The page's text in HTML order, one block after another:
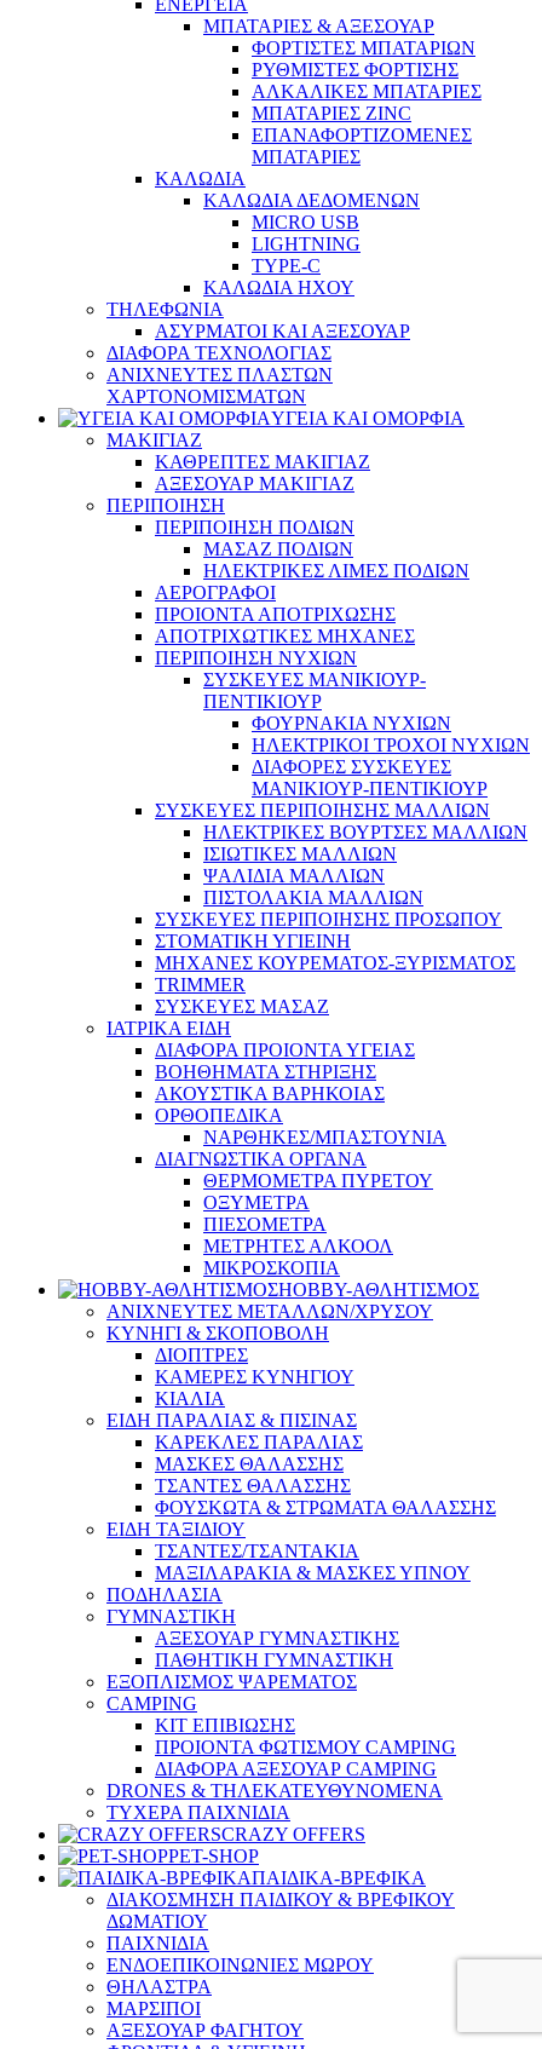
ΕΝΕΡΓΕΙΑ
ΜΠΑΤΑΡΙΕΣ & ΑΞΕΣΟΥΑΡ
ΦΟΡΤΙΣΤΕΣ ΜΠΑΤΑΡΙΩΝ
ΡΥΘΜΙΣΤΕΣ ΦΟΡΤΙΣΗΣ
ΑΛΚΑΛΙΚΕΣ ΜΠΑΤΑΡΙΕΣ
ΜΠΑΤΑΡΙΕΣ ZINC
ΕΠΑΝΑΦΟΡΤΙΖΟΜΕΝΕΣ
ΜΠΑΤΑΡΙΕΣ
ΚΑΛΩΔΙΑ
ΚΑΛΩΔΙΑ ΔΕΔΟΜΕΝΩΝ
MICRO USB
LIGHTNING
TYPE-C
ΚΑΛΩΔΙΑ ΗΧΟΥ
ΤΗΛΕΦΩΝΙΑ
ΑΣΥΡΜΑΤΟΙ ΚΑΙ ΑΞΕΣΟΥΑΡ
ΔΙΑΦΟΡΑ ΤΕΧΝΟΛΟΓΙΑΣ
ΑΝΙΧΝΕΥΤΕΣ ΠΛΑΣΤΩΝ
ΧΑΡΤΟΝΟΜΙΣΜΑΤΩΝ
ΥΓΕΙΑ ΚΑΙ ΟΜΟΡΦΙΑ
ΜΑΚΙΓΙΑΖ
ΚΑΘΡΕΠΤΕΣ ΜΑΚΙΓΙΑΖ
ΑΞΕΣΟΥΑΡ ΜΑΚΙΓΙΑΖ
ΠΕΡΙΠΟΙΗΣΗ
ΠΕΡΙΠΟΙΗΣΗ ΠΟΔΙΩΝ
ΜΑΣΑΖ ΠΟΔΙΩΝ
ΗΛΕΚΤΡΙΚΕΣ ΛΙΜΕΣ ΠΟΔΙΩΝ
ΑΕΡΟΓΡΑΦΟΙ
ΠΡΟΙΟΝΤΑ ΑΠΟΤΡΙΧΩΣΗΣ
ΑΠΟΤΡΙΧΩΤΙΚΕΣ ΜΗΧΑΝΕΣ
ΠΕΡΙΠΟΙΗΣΗ ΝΥΧΙΩΝ
ΣΥΣΚΕΥΕΣ ΜΑΝΙΚΙΟΥΡ-
ΠΕΝΤΙΚΙΟΥΡ
ΦΟΥΡΝΑΚΙΑ ΝΥΧΙΩΝ
ΗΛΕΚΤΡΙΚΟΙ ΤΡΟΧΟΙ ΝΥΧΙΩΝ
ΔΙΑΦΟΡΕΣ ΣΥΣΚΕΥΕΣ
ΜΑΝΙΚΙΟΥΡ-ΠΕΝΤΙΚΙΟΥΡ
ΣΥΣΚΕΥΕΣ ΠΕΡΙΠΟΙΗΣΗΣ ΜΑΛΛΙΩΝ
ΗΛΕΚΤΡΙΚΕΣ ΒΟΥΡΤΣΕΣ ΜΑΛΛΙΩΝ
ΙΣΙΩΤΙΚΕΣ ΜΑΛΛΙΩΝ
ΨΑΛΙΔΙΑ ΜΑΛΛΙΩΝ
ΠΙΣΤΟΛΑΚΙΑ ΜΑΛΛΙΩΝ
ΣΥΣΚΕΥΕΣ ΠΕΡΙΠΟΙΗΣΗΣ ΠΡΟΣΩΠΟΥ
ΣΤΟΜΑΤΙΚΗ ΥΓΙΕΙΝΗ
ΜΗΧΑΝΕΣ ΚΟΥΡΕΜΑΤΟΣ-ΞΥΡΙΣΜΑΤΟΣ
TRIMMER
ΣΥΣΚΕΥΕΣ ΜΑΣΑΖ
ΙΑΤΡΙΚΑ ΕΙΔΗ
ΔΙΑΦΟΡΑ ΠΡΟΙΟΝΤΑ ΥΓΕΙΑΣ
ΒΟΗΘΗΜΑΤΑ ΣΤΗΡΙΞΗΣ
ΑΚΟΥΣΤΙΚΑ ΒΑΡΗΚΟΙΑΣ
ΟΡΘΟΠΕΔΙΚΑ
ΝΑΡΘΗΚΕΣ/ΜΠΑΣΤΟΥΝΙΑ
ΔΙΑΓΝΩΣΤΙΚΑ ΟΡΓΑΝΑ
ΘΕΡΜΟΜΕΤΡΑ ΠΥΡΕΤΟΥ
ΟΞΥΜΕΤΡΑ
ΠΙΕΣΟΜΕΤΡΑ
ΜΕΤΡΗΤΕΣ ΑΛΚΟΟΛ
ΜΙΚΡΟΣΚΟΠΙΑ
HOBBY-ΑΘΛΗΤΙΣΜΟΣ
ΑΝΙΧΝΕΥΤΕΣ ΜΕΤΑΛΛΩΝ/ΧΡΥΣΟΥ
ΚΥΝΗΓΙ & ΣΚΟΠΟΒΟΛΗ
ΔΙΟΠΤΡΕΣ
ΚΑΜΕΡΕΣ ΚΥΝΗΓΙΟΥ
ΚΙΑΛΙΑ
ΕΙΔΗ ΠΑΡΑΛΙΑΣ & ΠΙΣΙΝΑΣ
ΚΑΡΕΚΛΕΣ ΠΑΡΑΛΙΑΣ
ΜΑΣΚΕΣ ΘΑΛΑΣΣΗΣ
ΤΣΑΝΤΕΣ ΘΑΛΑΣΣΗΣ
ΦΟΥΣΚΩΤΑ & ΣΤΡΩΜΑΤΑ ΘΑΛΑΣΣΗΣ
ΕΙΔΗ ΤΑΞΙΔΙΟΥ
ΤΣΑΝΤΕΣ/ΤΣΑΝΤΑΚΙΑ
ΜΑΞΙΛΑΡΑΚΙΑ & ΜΑΣΚΕΣ ΥΠΝΟΥ
ΠΟΔΗΛΑΣΙΑ
ΓΥΜΝΑΣΤΙΚΗ
ΑΞΕΣΟΥΑΡ ΓΥΜΝΑΣΤΙΚΗΣ
ΠΑΘΗΤΙΚΗ ΓΥΜΝΑΣΤΙΚΗ
ΕΞΟΠΛΙΣΜΟΣ ΨΑΡΕΜΑΤΟΣ
CAMPING
ΚΙΤ ΕΠΙΒΙΩΣΗΣ
ΠΡΟΙΟΝΤΑ ΦΩΤΙΣΜΟΥ CAMPING
ΔΙΑΦΟΡΑ ΑΞΕΣΟΥΑΡ CAMPING
DRONES & ΤΗΛΕΚΑΤΕΥΘΥΝΟΜΕΝΑ
ΤΥΧΕΡΑ ΠΑΙΧΝΙΔΙΑ
CRAZY OFFERS
PET-SHOP
ΠΑΙΔΙΚΑ-ΒΡΕΦΙΚΑ
ΔΙΑΚΟΣΜΗΣΗ ΠΑΙΔΙΚΟΥ & ΒΡΕΦΙΚΟΥ
ΔΩΜΑΤΙΟΥ
ΠΑΙΧΝΙΔΙΑ
ΕΝΔΟΕΠΙΚΟΙΝΩΝΙΕΣ ΜΩΡΟΥ
ΘΗΛΑΣΤΡΑ
ΜΑΡΣΙΠΟΙ
ΑΞΕΣΟΥΑΡ ΦΑΓΗΤΟΥ